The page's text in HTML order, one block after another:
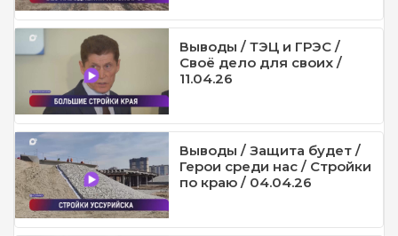
Выводы / ТЭЦ и ГРЭС /
Своё дело для своих /
11.04.26
Выводы / Защита будет /
Герои среди нас / Стройки
по краю / 04.04.26